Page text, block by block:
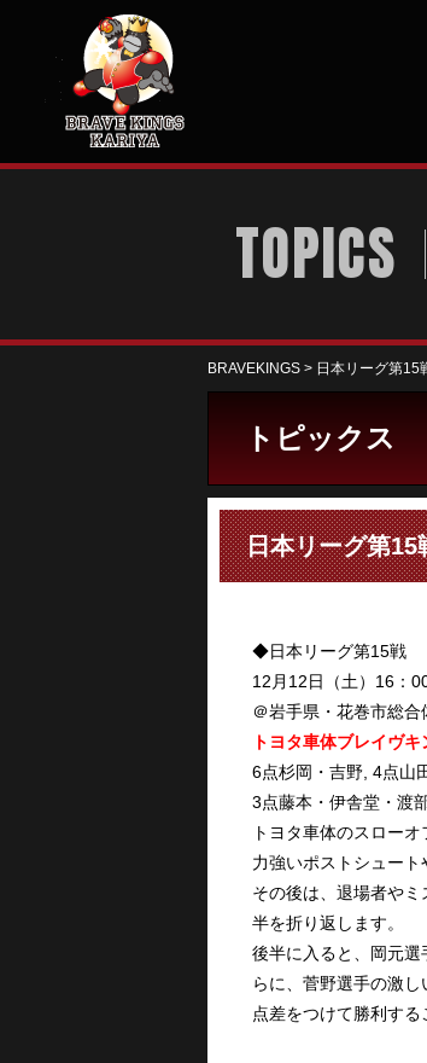
TOPICS
BRAVEKINGS > 日本リーグ第15
トピックス
日本リーグ第15
◆日本リーグ第15戦
12月12日（土）16：
＠岩手県・花巻市総合
トヨタ車体ブレイヴ
6点杉岡・吉野, 4点山
3点藤本・伊舎堂・渡
トヨタ車体のスロー
力強いポストシュート
その後は、退場者や
半を折り返します。
後半に入ると、岡元
らに、菅野選手の激
点差をつけて勝利する